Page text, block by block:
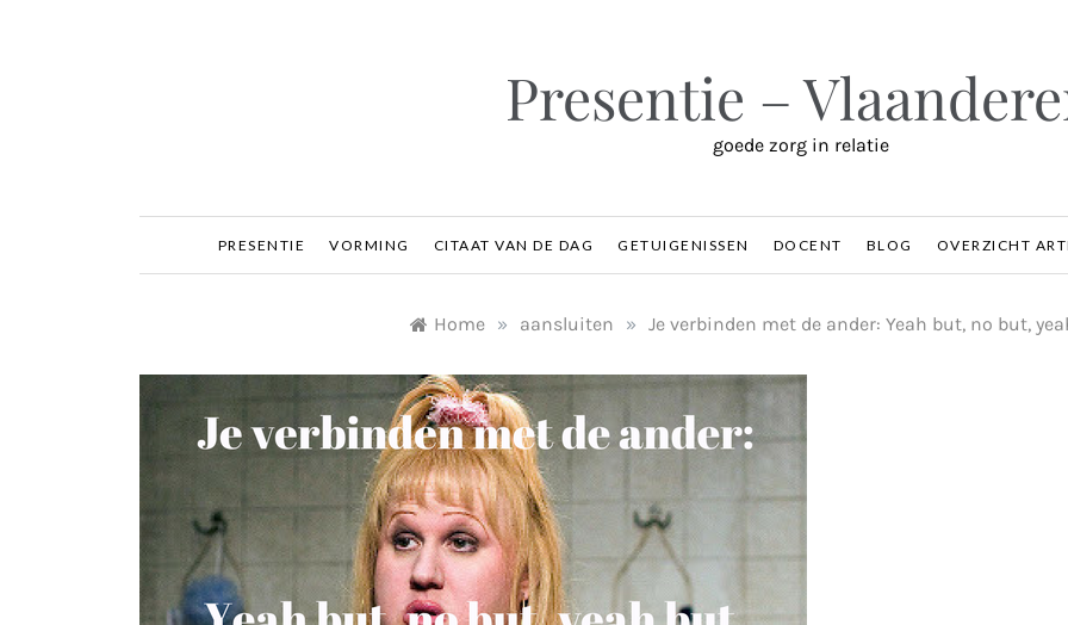
Presentie –
goede zorg in relatie
PRESENTIE VORMING CITAAT VAN DE DAG GETUIGENISSEN DOCENT BLOG OVERZICHT
Home » aansluiten » Je verbinden met de ander: Yeah but, no but,